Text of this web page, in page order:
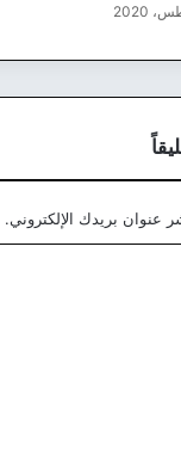
عنوان بريدك الإلكتروني.